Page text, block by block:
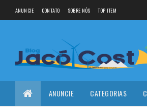
ANUNCIE CONTATO SOBRE NÓS TOP ITEM
ANUNCIE CATEGORIAS